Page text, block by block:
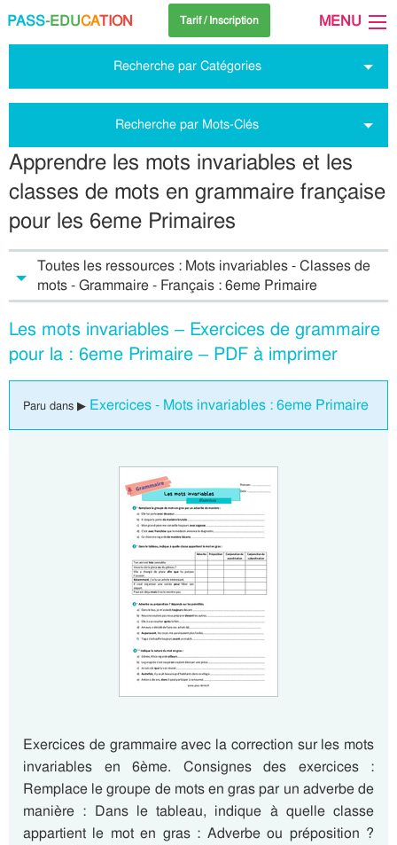
PASS-EDUCATION Tarif / Inscription MENU
Recherche par Catégories
Recherche par Mots-Clés
Apprendre les mots invariables et les
classes de mots en grammaire française
pour les 6eme Primaires
Toutes les ressources : Mots invariables - Classes de
mots - Grammaire - Français : 6eme Primaire
Les mots invariables – Exercices de grammaire
pour la : 6eme Primaire – PDF à imprimer
Paru dans ▶ Exercices - Mots invariables : 6eme Primaire
Exercices de grammaire avec la correction sur les mots
invariables en 6ème. Consignes des exercices :
Remplace le groupe de mots en gras par un adverbe de
manière : Dans le tableau, indique à quelle classe
appartient le mot en gras : Adverbe ou préposition ?